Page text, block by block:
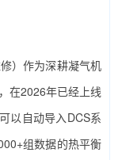
）‌作为深耕凝气机
在2026年已经上线
以自动导入DCS系
组数据的热平衡